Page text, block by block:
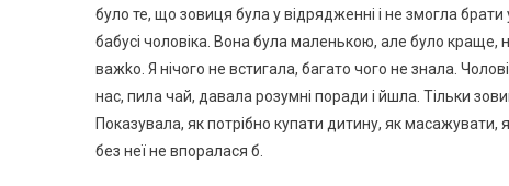
було те, що зовиця була у відрядженні і не змогла
бабусі чоловіка. Вона була маленькою, але було
важkо. Я нічого не встигала, багато чого не знала.
нас, пила чай, давала розумні поради і йшла. Тільки
Показувала, як потрібно купати дитину, як
без неї не впоралася б.